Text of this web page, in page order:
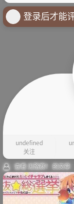
登录后才能
undefined
关注
查看 无路赛！ 的文章